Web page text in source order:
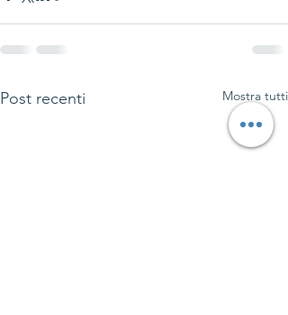
Post recenti Mostra tutti